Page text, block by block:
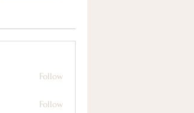
Follow
Follow